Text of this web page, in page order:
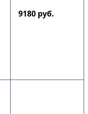
9180 руб.